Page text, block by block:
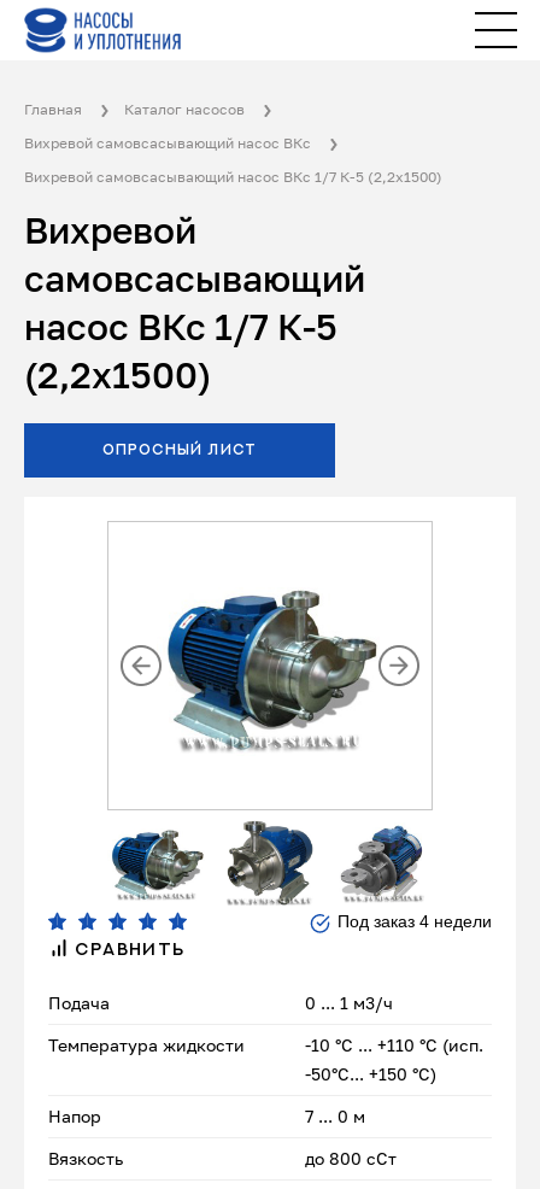
Главная
Каталог насосов
Вихревой самовсасывающий насос ВКс
Вихревой самовсасывающий насос ВКс 1/7 К-5 (2,2x1500)
Вихревой
самовсасывающий
насос ВКс 1/7 К-5
(2,2x1500)
ОПРОСНЫЙ ЛИСТ
Под заказ 4 недели
СРАВНИТЬ
Подача 0 ... 1 м3/ч
Температура жидкости
-10 °С ... +110 °С (исп.
-50°С... +150 °С)
Напор 7 ... 0 м
Вязкость до 800 сСт